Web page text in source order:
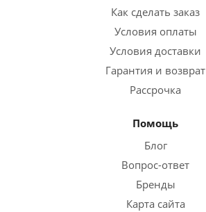
Как сделать заказ
Условия оплаты
Условия доставки
Гарантия и возврат
Рассрочка
Помощь
Блог
Вопрос-ответ
Бренды
Карта сайта